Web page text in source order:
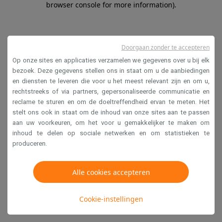
browser console for more information).
Op onze sites en applicaties verzamelen we gegevens over u bij elk
bezoek. Deze gegevens stellen ons in staat om u de aanbiedingen
en diensten te leveren die voor u het meest relevant zijn en om u,
rechtstreeks of via partners, gepersonaliseerde communicatie en
reclame te sturen en om de doeltreffendheid ervan te meten. Het
stelt ons ook in staat om de inhoud van onze sites aan te passen
aan uw voorkeuren, om het voor u gemakkelijker te maken om
inhoud te delen op sociale netwerken en om statistieken te
produceren.
Alle cookies accepteren
Cookie-instellingen
Doorgaan zonder te accepteren